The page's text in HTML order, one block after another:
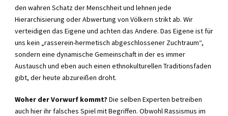
den wahren Schatz der Menschheit und lehnen jede
Hierarchisierung oder Abwertung von Völkern strikt ab. Wir
verteidigen das Eigene und achten das Andere. Das Eigene ist für
uns kein „rasserein-hermetisch abgeschlossener Zuchtraum“,
sondern eine dynamische Gemeinschaft in der es immer
Austausch und eben auch einen ethnokulturellen Traditionsfaden
gibt, der heute abzureißen droht.
Woher der Vorwurf kommt? Die selben Experten betreiben
auch hier ihr falsches Spiel mit Begriffen. Obwohl Rassismus im